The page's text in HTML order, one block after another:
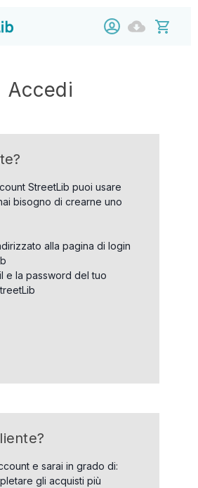
Accedi
StreetLib puoi usare
bisogno di crearne uno
alla pagina di login
e la password del tuo
e sarai in grado di:
gli acquisti più